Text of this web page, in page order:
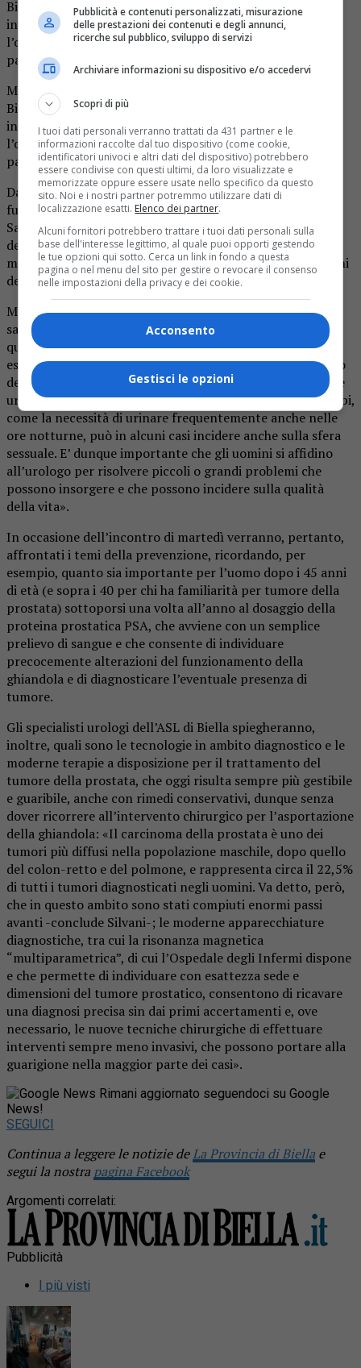
Biella, propone il quarto appuntamento del ciclo di
incontri “La salute prima di tutto”, organizzato con
l’obiettivo di sensibilizzare la popolazione su alcune delle
patologie più diffuse e sull’importanza della prevenzione.
Martedì 7 luglio, “Gli Orsi” in collaborazione con l’Asl di
Biella, propone il quarto appuntamento del ciclo di
incontri “La salute prima di tutto”, organizzato con
l’obiettivo di sensibilizzare la popolazione su alcune delle
patologie più diffuse e sull’importanza della prevenzione.
Dalle ore 15 alle 19, Mauro Silvani, Direttore facente
funzione dell’Urologia dell’ASL BI e i colleghi urologi
Sabino Quaranta ed Elena Cianini, saranno a disposizione
dei visitatori del centro commerciale per distribuire
materiale informativo e parlare delle patologie più comuni
dell’apparato uro-genitale maschile e di come prevenirle.
Mauro Silvani spiega: «L’urologo è protagonista della
salute maschile, soprattutto dopo i cinquant’anni di età,
quando sono elevate le possibilità di sviluppare, per
esempio, una ipertrofia prostatica, cioè un ingrossamento
della prostata che può portare ad una ostruzione delle vie
urinarie. Questa condizione, oltre a creare notevoli disturbi,
come la necessità di urinare frequentemente anche nelle
ore notturne, può in alcuni casi incidere anche sulla sfera
sessuale. E’ dunque importante che gli uomini si affidino
all’urologo per risolvere piccoli o grandi problemi che
possono insorgere e che possono incidere sulla qualità
della vita».
In occasione dell’incontro di martedì verranno, pertanto,
affrontati i temi della prevenzione, ricordando, per
esempio, quanto sia importante per l’uomo dopo i 45 anni
di età (e sopra i 40 per chi ha familiarità per tumore della
prostata) sottoporsi una volta all’anno al dosaggio della
proteina prostatica PSA, che avviene con un semplice
prelievo di sangue e che consente di individuare
precocemente alterazioni del funzionamento della
ghiandola e di diagnosticare l’eventuale presenza di
tumore.
Gli specialisti urologi dell’ASL di Biella spiegheranno,
inoltre, quali sono le tecnologie in ambito diagnostico e le
moderne terapie a disposizione per il trattamento del
tumore della prostata, che oggi risulta sempre più gestibile
e guaribile, anche con rimedi conservativi, dunque senza
dover ricorrere all’intervento chirurgico per l’asportazione
della ghiandola: «Il carcinoma della prostata è uno dei
tumori più diffusi nella popolazione maschile, dopo quello
del colon-retto e del polmone, e rappresenta circa il 22,5%
di tutti i tumori diagnosticati negli uomini. Va detto, però,
che in questo ambito sono stati compiuti enormi passi
avanti -conclude Silvani-; le moderne apparecchiature
diagnostiche, tra cui la risonanza magnetica
“multiparametrica”, di cui l’Ospedale degli Infermi dispone
e che permette di individuare con esattezza sede e
dimensioni del tumore prostatico, consentono di ricavare
una diagnosi precisa sin dai primi accertamenti e, ove
necessario, le nuove tecniche chirurgiche di effettuare
interventi sempre meno invasivi, che possono portare alla
guarigione nella maggior parte dei casi».
Rimani aggiornato seguendoci su Google
News!
SEGUICI
Continua a leggere le notizie deLa Provincia di Biella e
segui la nostra pagina Facebook
Argomenti correlati:
Pubblicità
I più visti
Pubblicità e contenuti personalizzati, misurazione
delle prestazioni dei contenuti e degli annunci,
ricerche sul pubblico, sviluppo di servizi
Archiviare informazioni su dispositivo e/o accedervi
Scopri di più
I tuoi dati personali verranno trattati da 431 partner e le
informazioni raccolte dal tuo dispositivo (come cookie,
identificatori univoci e altri dati del dispositivo) potrebbero
essere condivise con questi ultimi, da loro visualizzate e
memorizzate oppure essere usate nello specifico da questo
sito. Noi e i nostri partner potremmo utilizzare dati di
localizzazione esatti. Elenco dei partner.
Alcuni fornitori potrebbero trattare i tuoi dati personali sulla
base dell'interesse legittimo, al quale puoi opporti gestendo
le tue opzioni qui sotto. Cerca un link in fondo a questa
pagina o nel menu del sito per gestire o revocare il consenso
nelle impostazioni della privacy e dei cookie.
Acconsento
Gestisci le opzioni